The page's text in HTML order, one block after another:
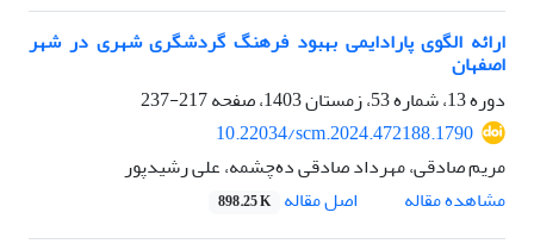
ارائه الگوی پارادایمی بهبود فرهنگ گردشگری شهری در شهر
اصفهان
دوره 13، شماره 53، زمستان 1403، صفحه
217-237
10.22034/scm.2024.472188.1790
مریم صادقی، مهرداد صادقی ده‌چشمه، علی رشیدپور
مشاهده مقاله
اصل مقاله 898.25 K